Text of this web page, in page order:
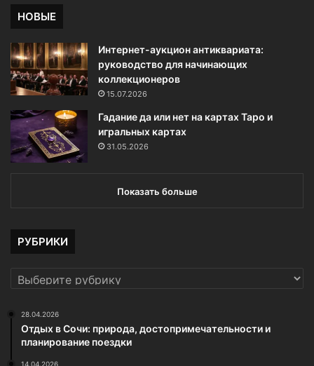
м
а
НОВЫЕ
Интернет-аукцион антиквариата:
руководство для начинающих
коллекционеров
15.07.2026
Гадание да или нет на картах Таро и
игральных картах
31.05.2026
Показать больше
РУБРИКИ
РУБРИКИ
28.04.2026
Отдых в Сочи: природа, достопримечательности и
планирование поездки
14.04.2026